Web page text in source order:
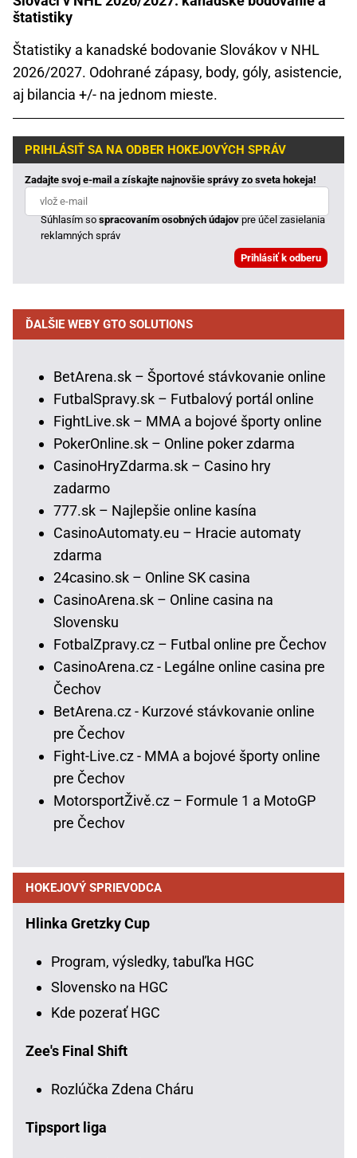
štatistiky
Štatistiky a kanadské bodovanie Slovákov v NHL
2026/2027. Odohrané zápasy, body, góly, asistencie,
aj bilancia +/- na jednom mieste.
PRIHLÁSIŤ SA NA ODBER HOKEJOVÝCH SPRÁV
Zadajte svoj e-mail a získajte najnovšie správy zo sveta hokeja!
Súhlasím sospracovaním osobných údajovpre účel zasielania
reklamných správ
ĎALŠIE WEBY GTO SOLUTIONS
BetArena.sk – Športové stávkovanie online
FutbalSpravy.sk – Futbalový portál online
FightLive.sk – MMA a bojové športy online
PokerOnline.sk – Online poker zdarma
CasinoHryZdarma.sk – Casino hry
zadarmo
777.sk – Najlepšie online kasína
CasinoAutomaty.eu – Hracie automaty
zdarma
24casino.sk – Online SK casina
CasinoArena.sk – Online casina na
Slovensku
FotbalZpravy.cz – Futbal online pre Čechov
CasinoArena.cz - Legálne online casina pre
Čechov
BetArena.cz - Kurzové stávkovanie online
pre Čechov
Fight-Live.cz - MMA a bojové športy online
pre Čechov
MotorsportŽivě.cz – Formule 1 a MotoGP
pre Čechov
HOKEJOVÝ SPRIEVODCA
Hlinka Gretzky Cup
Program, výsledky, tabuľka HGC
Slovensko na HGC
Kde pozerať HGC
Zee's Final Shift
Rozlúčka Zdena Cháru
Tipsport liga